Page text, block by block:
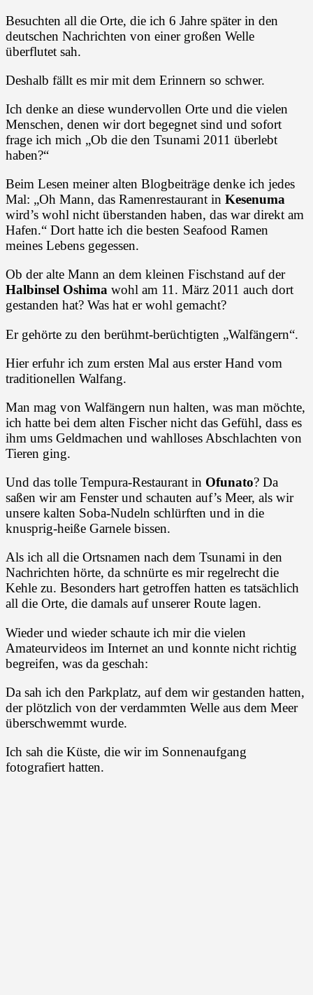
Besuchten all die Orte, die ich 6 Jahre später in den
deutschen Nachrichten von einer großen Welle
überflutet sah.
Deshalb fällt es mir mit dem Erinnern so schwer.
Ich denke an diese wundervollen Orte und die vielen
Menschen, denen wir dort begegnet sind und sofort
frage ich mich „Ob die den Tsunami 2011 überlebt
haben?“
Beim Lesen meiner alten Blogbeiträge denke ich jedes
Mal: „Oh Mann, das Ramenrestaurant in Kesenuma
wird’s wohl nicht überstanden haben, das war direkt am
Hafen.“ Dort hatte ich die besten Seafood Ramen
meines Lebens gegessen.
Ob der alte Mann an dem kleinen Fischstand auf der
Halbinsel Oshima wohl am 11. März 2011 auch dort
gestanden hat? Was hat er wohl gemacht?
Er gehörte zu den berühmt-berüchtigten „Walfängern“.
Hier erfuhr ich zum ersten Mal aus erster Hand vom
traditionellen Walfang.
Man mag von Walfängern nun halten, was man möchte,
ich hatte bei dem alten Fischer nicht das Gefühl, dass es
ihm ums Geldmachen und wahlloses Abschlachten von
Tieren ging.
Und das tolle Tempura-Restaurant in Ofunato? Da
saßen wir am Fenster und schauten auf’s Meer, als wir
unsere kalten Soba-Nudeln schlürften und in die
knusprig-heiße Garnele bissen.
Als ich all die Ortsnamen nach dem Tsunami in den
Nachrichten hörte, da schnürte es mir regelrecht die
Kehle zu. Besonders hart getroffen hatten es tatsächlich
all die Orte, die damals auf unserer Route lagen.
Wieder und wieder schaute ich mir die vielen
Amateurvideos im Internet an und konnte nicht richtig
begreifen, was da geschah:
Da sah ich den Parkplatz, auf dem wir gestanden hatten,
der plötzlich von der verdammten Welle aus dem Meer
überschwemmt wurde.
Ich sah die Küste, die wir im Sonnenaufgang
fotografiert hatten.